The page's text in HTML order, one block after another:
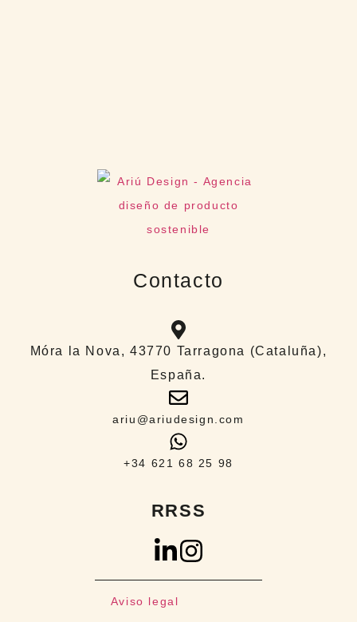
Contacto
Móra la Nova, 43770 Tarragona (Cataluña),
España.​
ariu@ariudesign.com
+34 621 68 25 98
RRSS
Aviso legal